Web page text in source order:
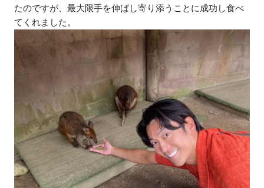
たのですが、最大限手を伸ばし寄り添うことに成功し食べ
てくれました。